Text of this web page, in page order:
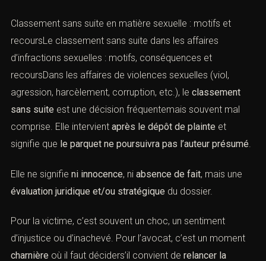
Classement sans suite en matière sexuelle : motifs et
recoursLe classement sans suite dans les affaires
d’infractions sexuelles : motifs, conséquences et
recoursDans les affaires de violences sexuelles (viol,
agression, harcèlement, corruption, etc.), le classement
sans suite est une décision fréquentemais souvent mal
comprise. Elle intervient après le dépôt de plainte et
signifie que le parquet ne poursuivra pas l’auteur
Elle ne signifieni innocence, niabsence de fait, mais une
Pour la victime, c’est souvent un choc, un sentiment
d’injustice ou d’inachevé. Pour l’avocat, c’est un moment